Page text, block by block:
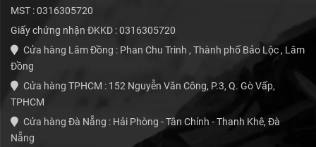
Mới
MST : 0316305720
Giấy chứng nhận ĐKKD : 0316305720
Cửa hàng Lâm Đồng : Phan Chu Trinh , Thành phố Bảo Lộc , Lâm
Đồng
Cửa hàng TPHCM : 152 Nguyễn Văn Công, P.3, Q. Gò Vấp,
TPHCM
Cửa hàng Đà Nẵng : Hải Phòng - Tân Chính - Thanh Khê, Đà
Nẵng